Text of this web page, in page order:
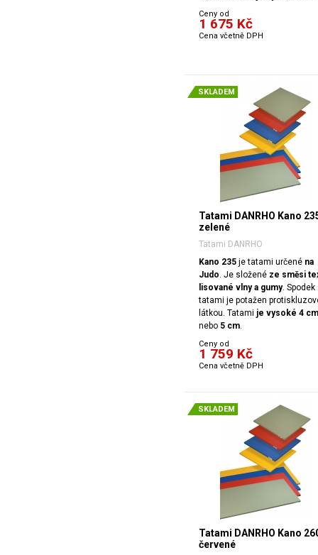
Ceny od
1 675 Kč
Cena včetně DPH
SKLADEM
Tatami DANRHO Kano
zelené
Tatami DANRHO
Kano 235 je tatami určené na
Judo. Je složené ze směsi
lisované vlny a gumy. Spodek
tatami je potažen
látkou. Tatami je vysoké 4 cm
nebo 5 cm.
Ceny od
1 759 Kč
Cena včetně DPH
SKLADEM
Tatami DANRHO Kano
červené